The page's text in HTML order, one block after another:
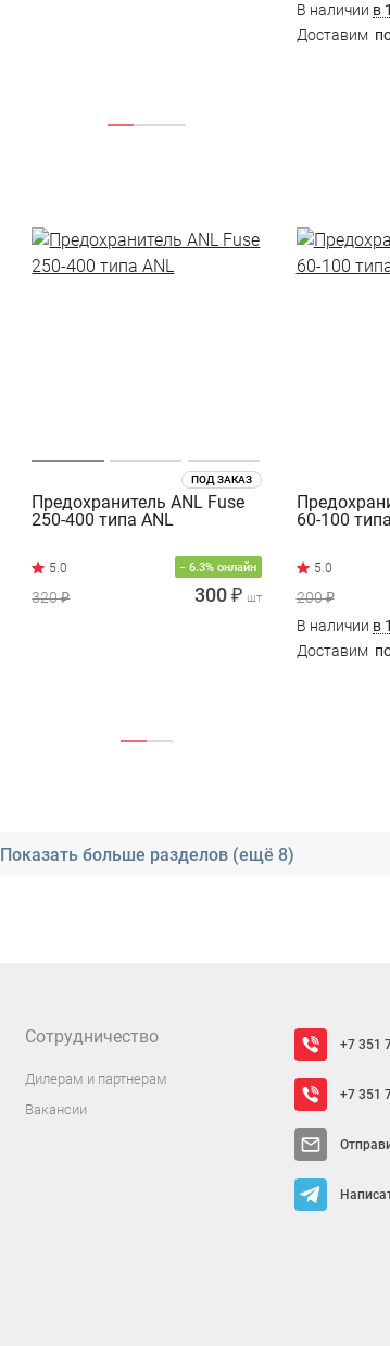
В наличии в
Доставим
ПОД ЗАКАЗ
Предохранитель ANL Fuse
250-400 типа ANL
− 6.3% онлайн
320 ₽ 300 ₽ шт
60-100
200 ₽
В наличии в
Доставим
Показать больше разделов (ещё 8)
Сотрудничество
Дилерам и партнерам
Вакансии
+7 351
+7 351